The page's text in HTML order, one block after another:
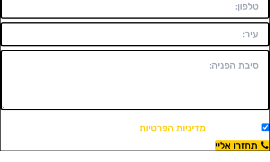
מאשר/ת את מדיניות הפרטיותויצירת קשר.
תחזרו אליי